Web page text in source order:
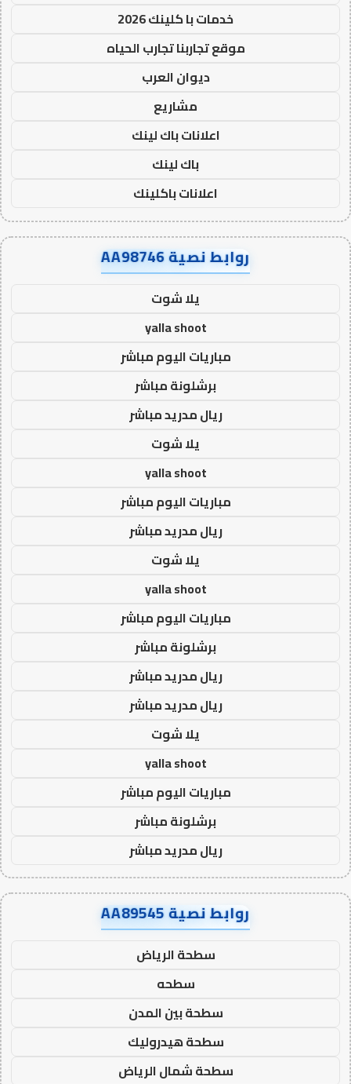
خدمات با كلينك 2026
موقع تجاربنا تجارب الحياه
ديوان العرب
مشاريع
اعلانات باك لينك
باك لينك
اعلانات باكلينك
روابط نصية AA98746
يلا شوت
yalla shoot
مباريات اليوم مباشر
برشلونة مباشر
ريال مدريد مباشر
يلا شوت
yalla shoot
مباريات اليوم مباشر
ريال مدريد مباشر
يلا شوت
yalla shoot
مباريات اليوم مباشر
برشلونة مباشر
ريال مدريد مباشر
ريال مدريد مباشر
يلا شوت
yalla shoot
مباريات اليوم مباشر
برشلونة مباشر
ريال مدريد مباشر
روابط نصية AA89545
سطحة الرياض
سطحه
سطحة بين المدن
سطحة هيدروليك
سطحة شمال الرياض